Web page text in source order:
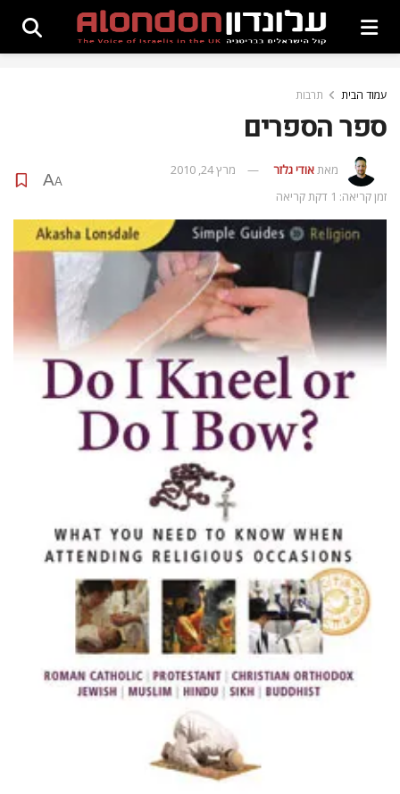
עמוד הבית תרבות
ספר הספרים
מאתאודי גלזר
מרץ 24, 2010
זמן קריאה: 1 דקת קריאה
A
A